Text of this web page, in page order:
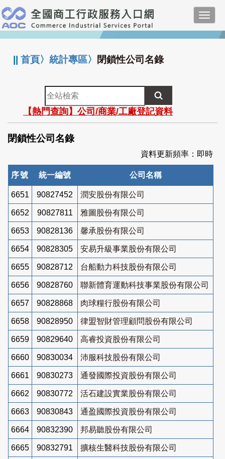
跳
到
主
要
:::
||首頁〉統計專區〉 閉鎖性公司名錄
全
站
檢
索
【熱門查詢】公司/商業/工廠登記資料
閉鎖性公司名錄
資料更新頻率：即時
序號 統一編號 公司名稱
6651 90827452 潤安股份有限公司
6652 90827811 雅圖股份有限公司
6653 90828136 馨承股份有限公司
6654 90828305 安易升級事業股份有限公司
6655 90828712 台船動力科技股份有限公司
6656 90828760 聯新體育運動科技事業股份有限公司
6657 90828868 肉球糧行股份有限公司
6658 90828950 律盟智財管理顧問股份有限公司
6659 90829640 高睿投資股份有限公司
6660 90830034 沛服科技股份有限公司
6661 90830273 通發國際投資股份有限公司
6662 90830772 活石建設實業股份有限公司
6663 90830843 通盈國際投資股份有限公司
6664 90832390 邦易聽股份有限公司
6665 90832791 擴核生醫科技股份有限公司